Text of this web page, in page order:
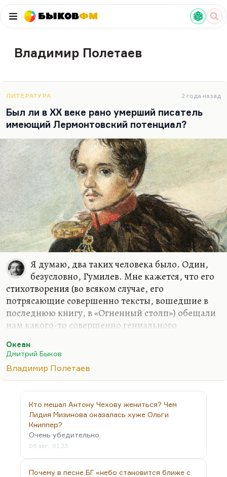
БыковФМ
Владимир Полетаев
ЛИТЕРАТУРА 2 года назад
Был ли в XX веке рано умерший писатель
имеющий Лермонтовский потенциал?
Я думаю, два таких человека было. Один,
безусловно, Гумилев. Мне кажется, что его
стихотворения (во всяком случае, его
потрясающие совершенно тексты, вошедшие в
последнюю книгу, в «Огненный столп») обещали
нам какого-то совершенно гениального
поэтом прежде всего духовного, блейковского
плана. Мне кажется, что это действительно
великий в потенции поэт. Да и хватает великого в
Второй — это проживший всего двадцать лет
(или даже девятнадцать) Владимир Полетаев.
Абсолютно гениальный молодой поэт, у которого
уже, по-моему, по первым стихам (13-, 14-летнего
подростка) было понятно, что он мог бы убрать,
вообще…
Океан
Дмитрий Быков
Владимир Полетаев
Кто мешал Антону Чехову жениться? Чем
Лидия Мизинова оказалась хуже Ольги
Книппер?
Очень убедительно.
06 авг., 01:23
Почему в песне БГ «небо становится ближе с